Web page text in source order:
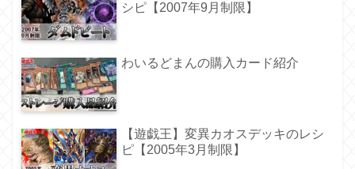
シピ【2007年9月制限】
わいるどまんの購入カード紹介
【遊戯王】変異カオスデッキのレシ
ピ【2005年3月制限】